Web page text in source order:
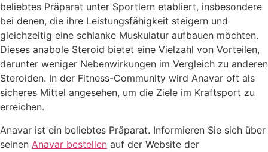
beliebtes Präparat unter Sportlern etabliert, insbesondere
bei denen, die ihre Leistungsfähigkeit steigern und
gleichzeitig eine schlanke Muskulatur aufbauen möchten.
Dieses anabole Steroid bietet eine Vielzahl von Vorteilen,
darunter weniger Nebenwirkungen im Vergleich zu anderen
Steroiden. In der Fitness-Community wird Anavar oft als
sicheres Mittel angesehen, um die Ziele im Kraftsport zu
erreichen.
Anavar ist ein beliebtes Präparat. Informieren Sie sich über
seinen Anavar bestellen auf der Website der